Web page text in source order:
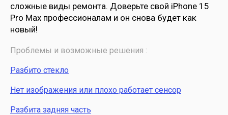
сложные виды ремонта. Доверьте свой iPhone 15
Pro Max профессионалам и он снова будет как
новый!
Проблемы и возможные решения :
Разбито стекло
Нет изображения или плохо работает сенсор
Разбита задняя часть